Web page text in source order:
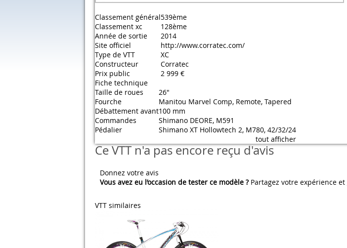
Classement général539ème
Classement xc
128ème
Année de sortie
2014
Site officiel
http://www.corratec.com/
Type de VTT
XC
Constructeur
Corratec
Prix public
2 999 €
Fiche technique
Taille de roues
26"
Fourche
Manitou Marvel Comp, Remote, Tapered
Débattement avant100 mm
Commandes
Shimano DEORE, M591
Pédalier
Shimano XT Hollowtech 2, M780, 42/32/24
tout afficher
Ce VTT n'a pas encore reçu d'avis
Donnez votre avis
Vous avez eu l’occasion de tester ce modèle ?Partagez votre expérience et
VTT similaires